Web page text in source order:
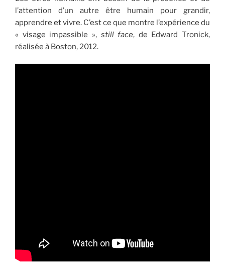
l’attention d’un autre être humain pour grandir,
apprendre et vivre. C’est ce que montre l’expérience du
« visage impassible », still face, de Edward Tronick,
réalisée à Boston, 2012.